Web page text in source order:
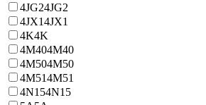
4JG24JG2
4JX14JX1
4K4K
4M404M40
4M504M50
4M514M51
4N154N15